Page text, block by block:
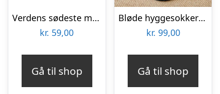
Verdens sødeste mormor krus
kr. 59,00
Gå til shop
Bløde hyggesokker til kolde fødder – onesize – Sort
kr. 99,00
Gå til shop